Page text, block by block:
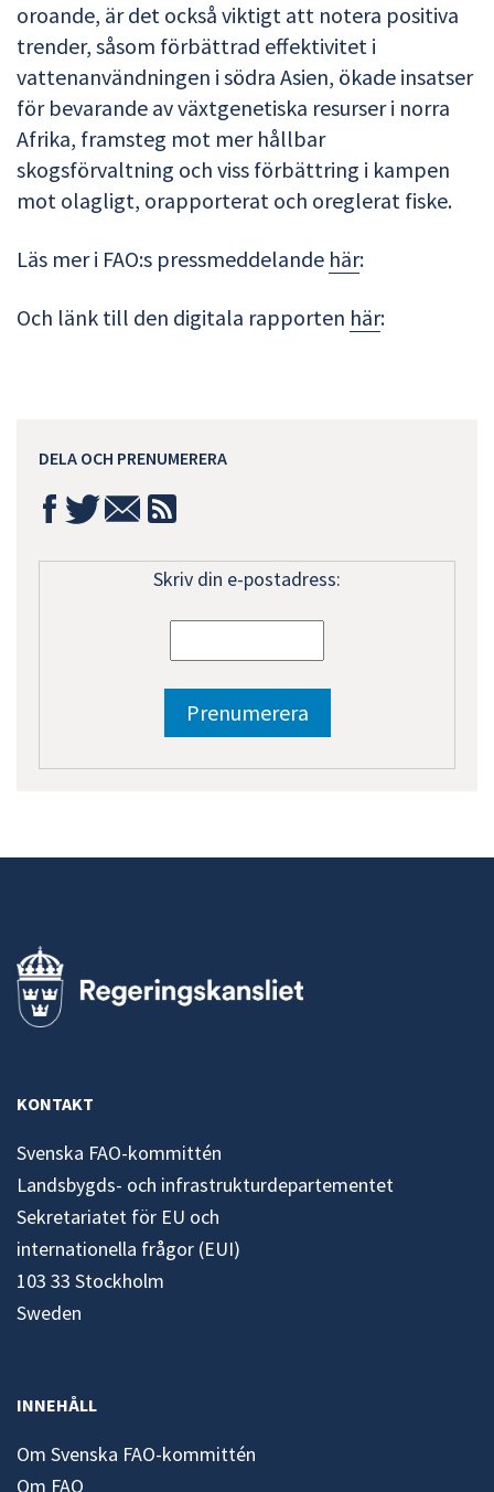
oroande, är det också viktigt att notera positiva
trender, såsom förbättrad effektivitet i
vattenanvändningen i södra Asien, ökade insatser
för bevarande av växtgenetiska resurser i norra
Afrika, framsteg mot mer hållbar
skogsförvaltning och viss förbättring i kampen
mot olagligt, orapporterat och oreglerat fiske.
Läs mer i FAO:s pressmeddelande här:
Och länk till den digitala rapporten här:
DELA OCH PRENUMERERA
Skriv din e-postadress:
KONTAKT
Svenska FAO-kommittén
Landsbygds- och infrastrukturdepartementet
Sekretariatet för EU och
internationella frågor (EUI)
103 33 Stockholm
Sweden
INNEHÅLL
Om Svenska FAO-kommittén
Om FAO